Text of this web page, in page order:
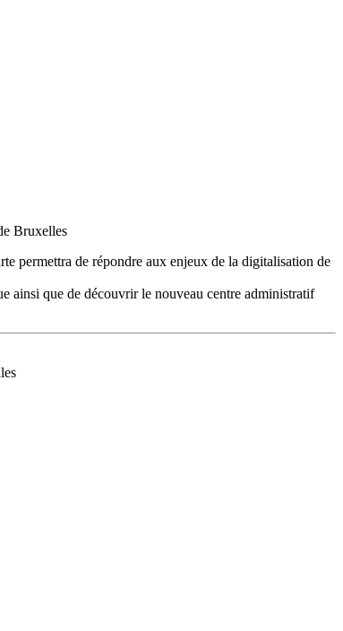
Bruxelles
permettra de répondre aux enjeux de la digitalisation de
ainsi que de découvrir le nouveau centre administratif